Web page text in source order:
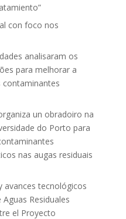
con foco nos
analisaram os
para melhorar a
un obradoiro na
do Porto para
nas augas residuais
avances tecnológicos
Residuales
el Proyecto